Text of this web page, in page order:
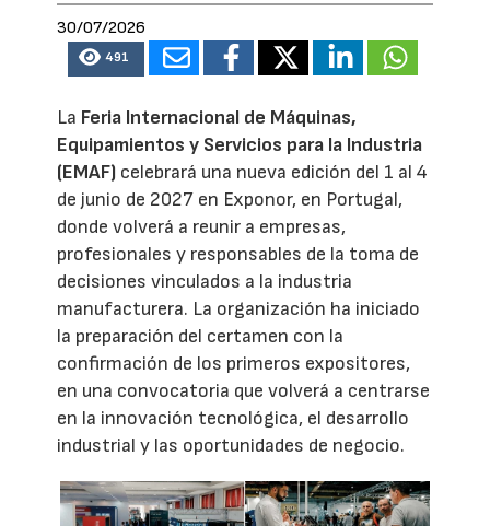
30/07/2026
491
La Feria Internacional de Máquinas,
Equipamientos y Servicios para la Industria
(EMAF) celebrará una nueva edición del 1 al 4
de junio de 2027 en Exponor, en Portugal,
donde volverá a reunir a empresas,
profesionales y responsables de la toma de
decisiones vinculados a la industria
manufacturera. La organización ha iniciado
la preparación del certamen con la
confirmación de los primeros expositores,
en una convocatoria que volverá a centrarse
en la innovación tecnológica, el desarrollo
industrial y las oportunidades de negocio.